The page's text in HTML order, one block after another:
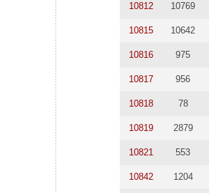
10812 10769
10815 10642
10816 975
10817 956
10818 78
10819 2879
10821 553
10842 1204